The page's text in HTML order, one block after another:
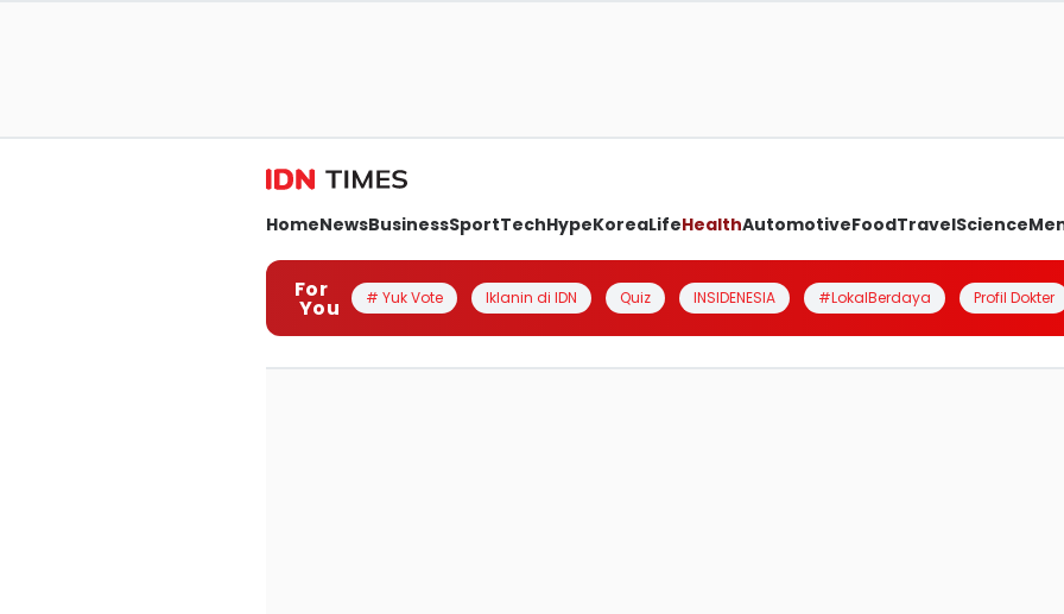
HomeNewsBusinessSportTechHypeKoreaLifeHealthAutomotiveFoodTravelScience
For
You # Yuk Vote Iklanin di IDN Quiz INSIDENESIA #LokalBerdaya Profil Dokter